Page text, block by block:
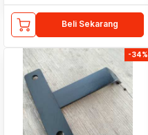
Beli Sekarang
-34%